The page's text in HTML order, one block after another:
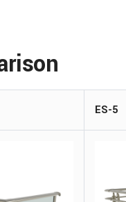
ES-5